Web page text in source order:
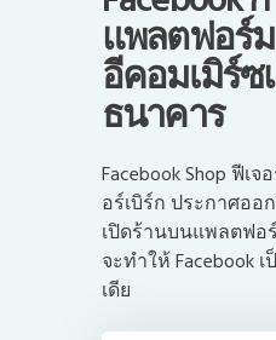
แพลตฟอร์ม
อีคอมเมิร์
ธนาคาร
Facebook Shop ฟีเ
อร์เบิร์ก ประกาศออ
เปิดร้านบนแพลตฟอ
จะทำให้ Facebook
เดีย